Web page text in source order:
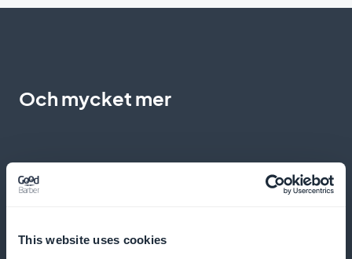
This website uses cookies
Och mycket mer
Fördjupad trendanalys